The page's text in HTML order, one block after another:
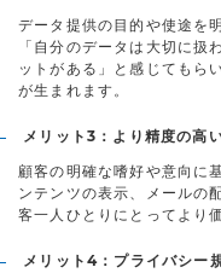
データ提供の目的や使途を
「自分のデータは大切に扱
ットがある」と感じてもら
が生まれます。
メリット3：より精度の高
顧客の明確な嗜好や意向に
ンテンツの表示、メールの
客一人ひとりにとってより
メリット4：プライバシー